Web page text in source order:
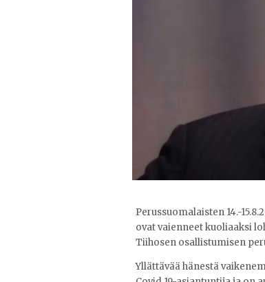
Perussuomalaisten 14.-
ovat vaienneet kuoliaaksi
Tiihosen osallistumisen
Yllättävää hänestä